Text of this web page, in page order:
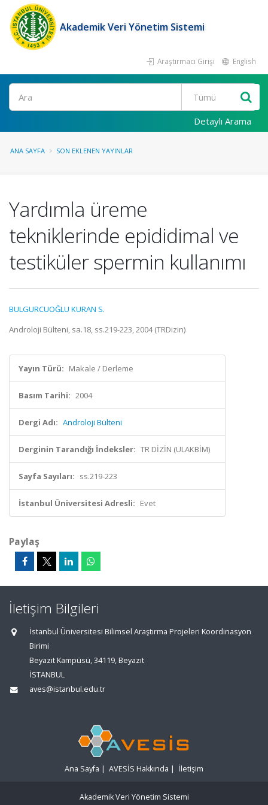
Akademik Veri Yönetim Sistemi
Araştırmacı Girişi English
Ara
Detaylı Arama
ANA SAYFA SON EKLENEN YAYINLAR
Yardımla üreme
tekniklerinde epididimal ve
testiküler spermin kullanımı
BULGURCUOĞLU KURAN S.
Androloji Bülteni, sa.18, ss.219-223, 2004 (TRDizin)
Yayın Türü: Makale / Derleme
Basım Tarihi: 2004
Dergi Adı: Androloji Bülteni
Derginin Tarandığı İndeksler: TR DİZİN (ULAKBİM)
Sayfa Sayıları: ss.219-223
İstanbul Üniversitesi Adresli: Evet
Paylaş
İletişim Bilgileri
İstanbul Üniversitesi Bilimsel Araştırma Projeleri Koordinasyon
Birimi
Beyazıt Kampüsü, 34119, Beyazıt
İSTANBUL
aves@istanbul.edu.tr
Ana Sayfa | AVESİS Hakkında | İletişim
Akademik Veri Yönetim Sistemi